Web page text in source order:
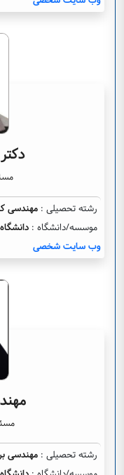
رشته تحصیلی : مهندسی
موسسه/دانشگاه :
وب سایت شخصی
رشته تحصیلی : مهندسی